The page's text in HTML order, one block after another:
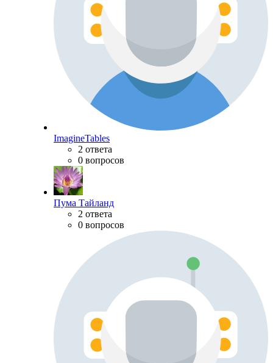
ImagineTables
2 ответа
0 вопросов
Пума Тайланд
2 ответа
0 вопросов